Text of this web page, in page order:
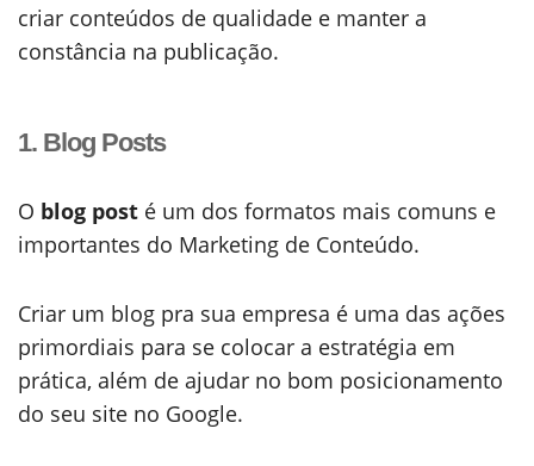
criar conteúdos de qualidade e manter a
constância na publicação.
1. Blog Posts
O blog post é um dos formatos mais comuns e
importantes do Marketing de Conteúdo.
Criar um blog pra sua empresa é uma das ações
primordiais para se colocar a estratégia em
prática, além de ajudar no bom posicionamento
do seu site no Google.